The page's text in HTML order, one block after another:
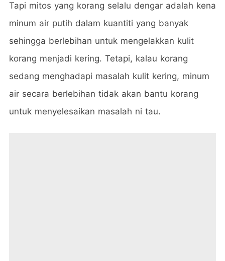
Tapi mitos yang korang selalu dengar adalah kena
minum air putih dalam kuantiti yang banyak
sehingga berlebihan untuk mengelakkan kulit
korang menjadi kering. Tetapi, kalau korang
sedang menghadapi masalah kulit kering, minum
air secara berlebihan tidak akan bantu korang
untuk menyelesaikan masalah ni tau.